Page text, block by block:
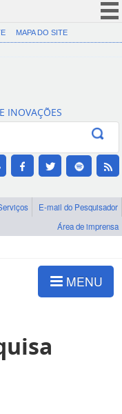
(COVID-19)
Canais
MAPA DO SITE
INOVAÇÕES
E-mail do Pesquisador
Área de imprensa
MENU